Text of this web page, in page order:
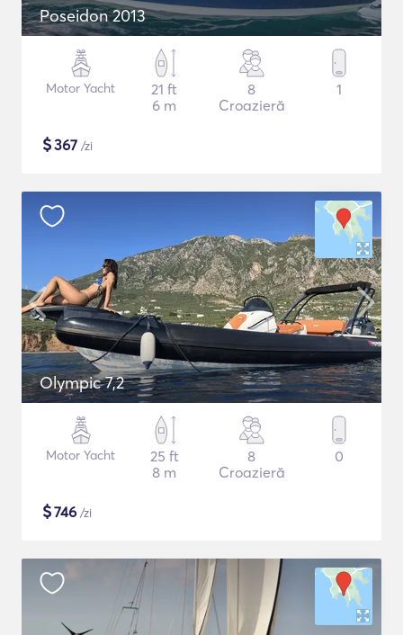
Poseidon 2013
Motor Yacht
21 ft
6 m
8
Croazieră
1
$367 /zi
Olympic 7,2
Motor Yacht
25 ft
8 m
8
Croazieră
0
$746 /zi